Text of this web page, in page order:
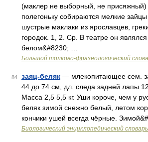
(маклер не выборный, не
полегоньку собираются мелкие зайцы
шустрые маклаки из ярославцев,
городок. 1, 2. Ср. В театре он
белом&#8230; …
Большой толково-фразеологический
84 заяц-беляк — млекопитающее сем.
44 до 74 см, дл. следа задней лапы
Масса 2,5 5,5 кг. Уши короче, чем у
беляк зимой снежно белый, летом
кончики ушей всегда чёрные.
Биологический энциклопедический словарь